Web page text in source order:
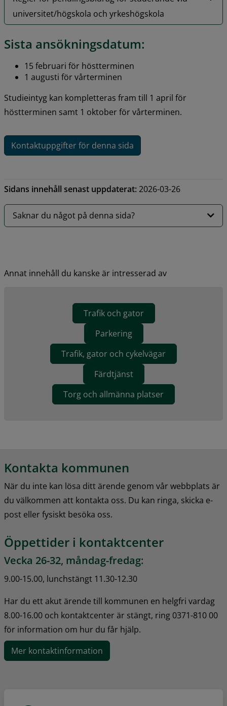
universitet/högskola och yrkeshögskola
Sista ansökningsdatum:
15 februari för höstterminen
1 augusti för vårterminen
Studieintyg kan kompletteras fram till 1 april för
höstterminen samt 1 oktober för vårterminen.
Kontaktuppgifter för denna sida
Sidans innehåll senast uppdaterat:2026-03-26
Saknar du något på denna sida?
Annat innehåll du kanske är intresserad av
Trafik och gator
Parkering
Trafik, gator och cykelvägar
Färdtjänst
Torg och allmänna platser
Kontakta kommunen
När du inte kan lösa ditt ärende genom vår webbplats är
du välkommen att kontakta oss. Du kan ringa, skicka e-
post eller fysiskt besöka oss.
Öppettider i kontaktcenter
Vecka 26-32, måndag-fredag:
9.00-15.00, lunchstängt 11.30-12.30
Har du ett akut ärende till kommunen en helgfri vardag
8.00-16.00 och kontaktcenter är stängt, ring 0371-810 00
för information om hur du får hjälp.
Mer kontaktinformation